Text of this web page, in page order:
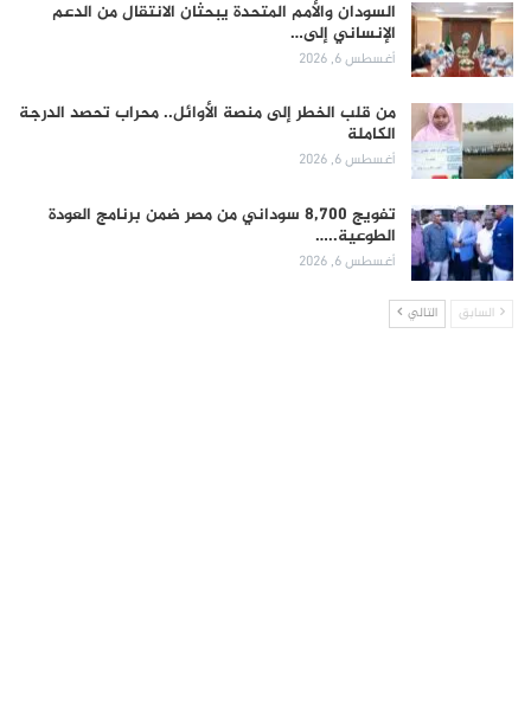
السودان والأمم المتحدة يبحثان الانتقال من الدعم
الإنساني إلى…
أغسطس 6, 2026
من قلب الخطر إلى منصة الأوائل.. محراب تحصد الدرجة
الكاملة
أغسطس 6, 2026
تفويج 8,700 سوداني من مصر ضمن برنامج العودة
الطوعية..…
أغسطس 6, 2026
السابق التالي